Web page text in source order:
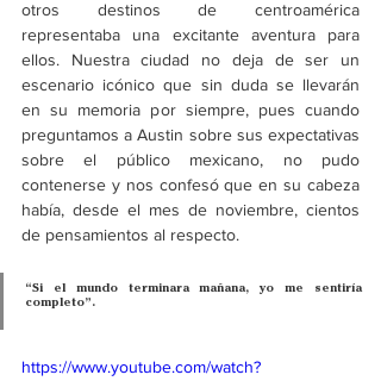
otros destinos de centroamérica
representaba una excitante aventura para
ellos. Nuestra ciudad no deja de ser un
escenario icónico que sin duda se llevarán
en su memoria por siempre, pues cuando
preguntamos a Austin sobre sus expectativas
sobre el público mexicano, no pudo
contenerse y nos confesó que en su cabeza
había, desde el mes de noviembre, cientos
de pensamientos al respecto.
“Si el mundo terminara mañana, yo me sentiría
completo”.
https://www.youtube.com/watch?